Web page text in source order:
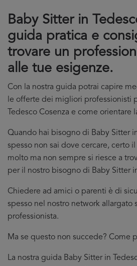
Baby Sitter in
guida pratica e
trovare un
alle tue esigenze.
Con la nostra guida potrai capire
le offerte dei migliori professionisti
Tedesco Cosenza e come orientare
Quando hai bisogno di Baby Sitter
spesso non sai dove cercare, certo
molto ma non sempre si riesce a
per il nostro bisogno di Baby Sitter
Chiedere ad amici o parenti è di
spesso nel nostro network allargato
professionista.
Ma se questo non succede? Come
La nostra guida Baby Sitter in